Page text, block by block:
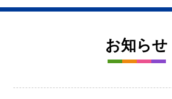
お知らせ